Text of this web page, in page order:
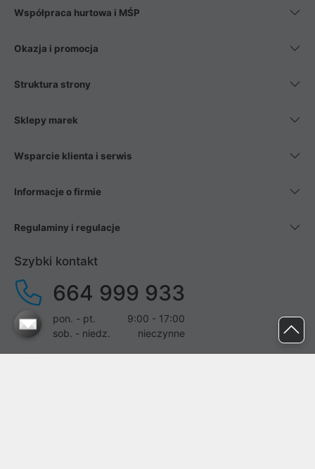
Współpraca hurtowa i MŚP
Okazja i promocja
Struktura strony
Sklepy marek
Wsparcie klienta i serwis
Informacje o firmie
Regulaminy i regulacje
Szybki kontakt
664 999 933
pon. - pt.
9:00 - 17:00
sob. - niedz.
nieczynne